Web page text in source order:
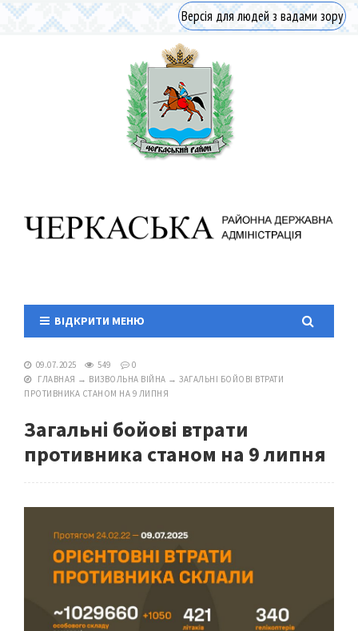
Версія для людей з вадами зору
ВІДКРИТИ МЕНЮ
09.07.2025 549
0
ГЛАВНАЯ → ВИЗВОЛЬНА ВІЙНА → ЗАГАЛЬНІ БОЙОВІ ВТРАТИ
ПРОТИВНИКА СТАНОМ НА 9 ЛИПНЯ
Загальні бойові втрати
противника станом на 9 липня